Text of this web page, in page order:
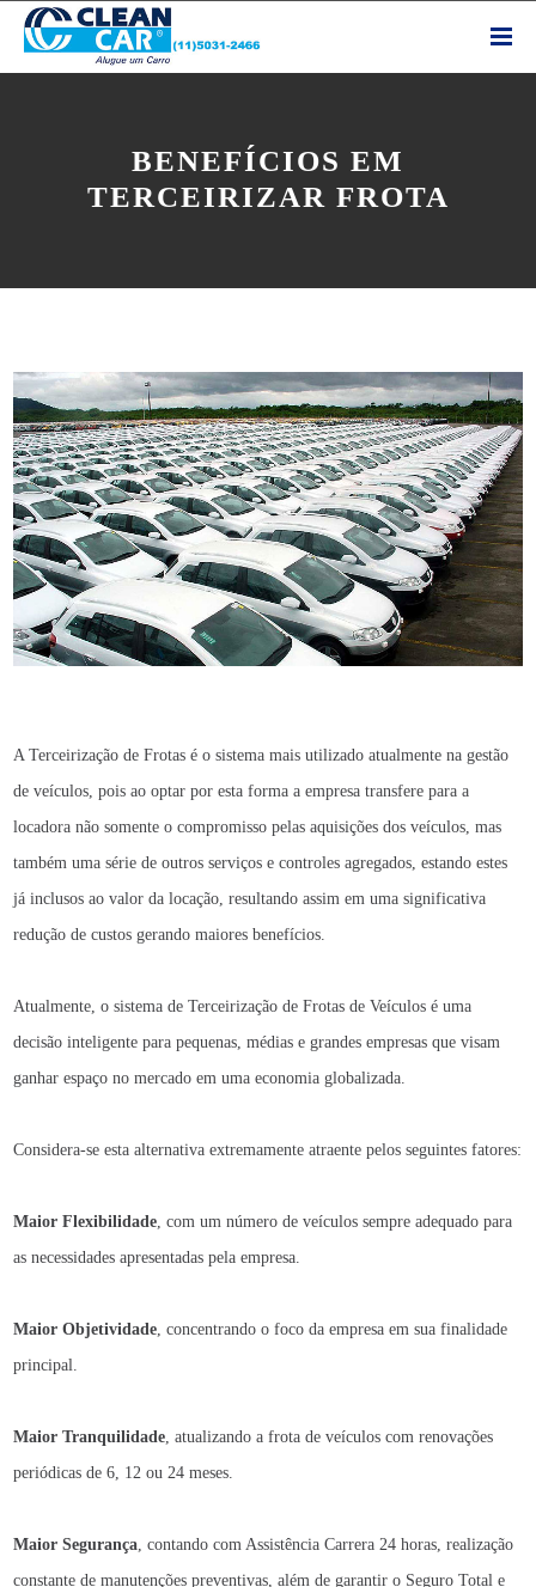
BENEFÍCIOS EM
TERCEIRIZAR FROTA
A Terceirização de Frotas é o sistema mais utilizado atualmente na gestão
de veículos, pois ao optar por esta forma a empresa transfere para a
locadora não somente o compromisso pelas aquisições dos veículos, mas
também uma série de outros serviços e controles agregados, estando estes
já inclusos ao valor da locação, resultando assim em uma significativa
redução de custos gerando maiores benefícios.
Atualmente, o sistema de Terceirização de Frotas de Veículos é uma
decisão inteligente para pequenas, médias e grandes empresas que visam
ganhar espaço no mercado em uma economia globalizada.
Considera-se esta alternativa extremamente atraente pelos seguintes fatores:
Maior Flexibilidade , com um número de veículos sempre adequado para
as necessidades apresentadas pela empresa.
Maior Objetividade , concentrando o foco da empresa em sua finalidade
principal.
Maior Tranquilidade , atualizando a frota de veículos com renovações
periódicas de 6, 12 ou 24 meses.
Maior Segurança , contando com Assistência Carrera 24 horas, realização
constante de manutenções preventivas, além de garantir o Seguro Total e